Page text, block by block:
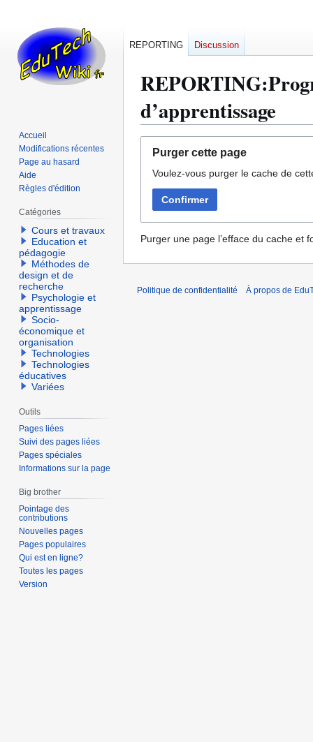
d’apprentissage
navigation
recherche
Purger cette page
Voulez-vous purger le cache de
Confirmer
Purger une page l’efface du cache et
REPORTING Discussion
Accueil
Modifications récentes
Page au hasard
Aide
Règles d'édition
Catégories
Cours et travaux
Education et
pédagogie
Méthodes de
design et de
recherche
Psychologie et
apprentissage
Socio-
économique et
organisation
Technologies
Technologies
éducatives
Variées
Outils
Pages liées
Suivi des pages liées
Pages spéciales
Informations sur la page
Big brother
Pointage des
contributions
Nouvelles pages
Pages populaires
Qui est en ligne?
Toutes les pages
Version
Politique de confidentialité À propos de